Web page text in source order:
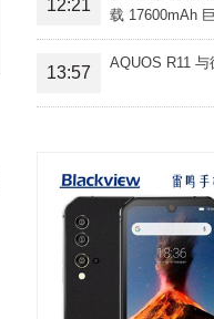
12:21
载 17600mAh
投影旗舰三防手
13:57
AQUOS R11 与